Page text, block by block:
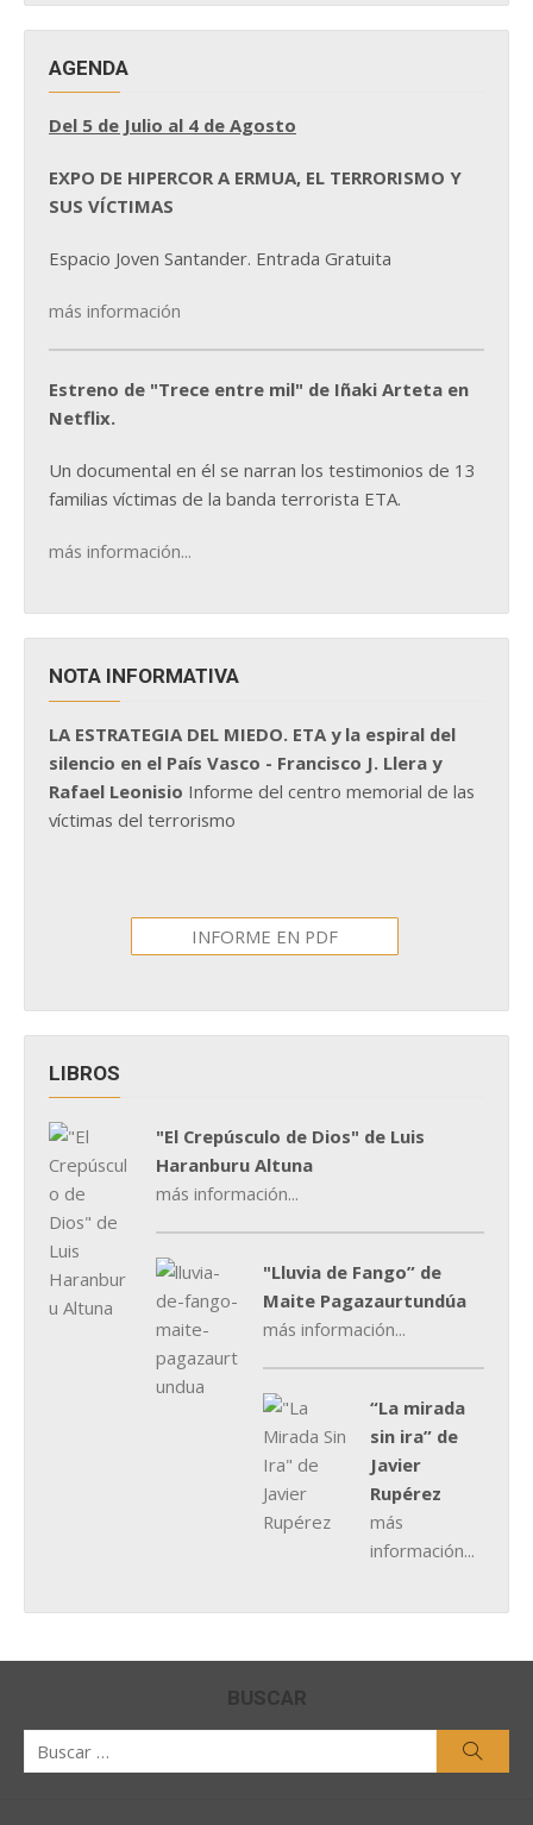
AGENDA
Del 5 de Julio al 4 de Agosto
EXPO DE HIPERCOR A ERMUA, EL TERRORISMO Y
SUS VÍCTIMAS
Espacio Joven Santander. Entrada Gratuita
más información
Estreno de "Trece entre mil" de Iñaki Arteta en
Netflix.
Un documental en él se narran los testimonios de 13
familias víctimas de la banda terrorista ETA.
más información...
NOTA INFORMATIVA
LA ESTRATEGIA DEL MIEDO. ETA y la espiral del
silencio en el País Vasco - Francisco J. Llera y
Rafael Leonisio Informe del centro memorial de las
víctimas del terrorismo
INFORME EN PDF
LIBROS
"El Crepúsculo de Dios" de Luis
Haranburu Altuna
más información...
"Lluvia de Fango” de
Maite Pagazaurtundúa
más información...
“La mirada
sin ira” de
Javier
Rupérez
más
información...
BUSCAR